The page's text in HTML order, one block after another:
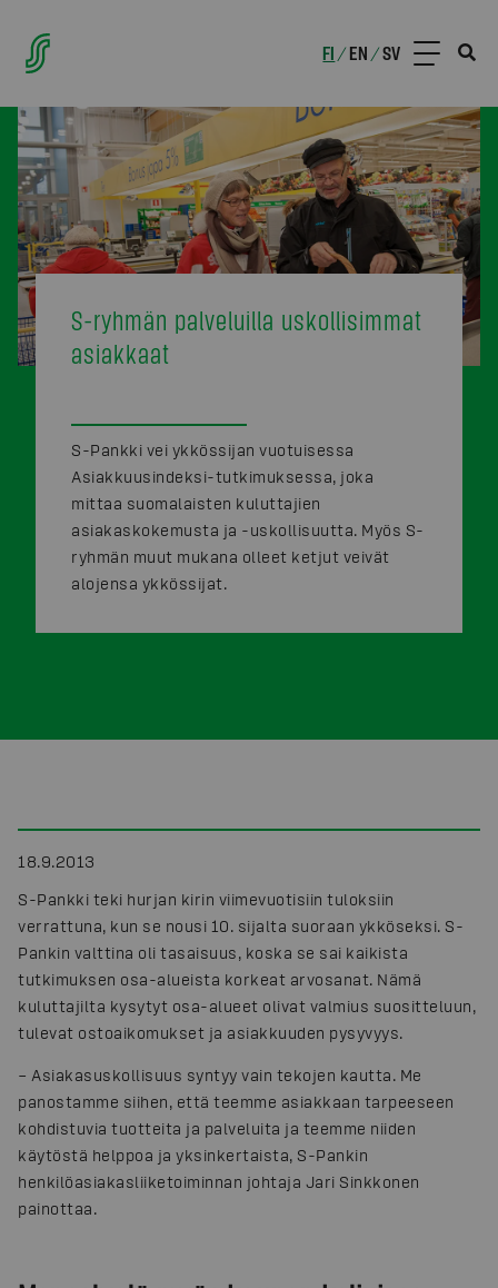
FI /EN /SV
S-ryhmän palveluilla uskollisimmat
asiakkaat
S-Pankki vei ykkössijan vuotuisessa
Asiakkuusindeksi-tutkimuksessa, joka
mittaa suomalaisten kuluttajien
asiakaskokemusta ja -uskollisuutta. Myös S-
ryhmän muut mukana olleet ketjut veivät
alojensa ykkössijat.
18.9.2013
S-Pankki teki hurjan kirin viimevuotisiin tuloksiin
verrattuna, kun se nousi 10. sijalta suoraan ykköseksi. S-
Pankin valttina oli tasaisuus, koska se sai kaikista
tutkimuksen osa-alueista korkeat arvosanat. Nämä
kuluttajilta kysytyt osa-alueet olivat valmius suositteluun,
tulevat ostoaikomukset ja asiakkuuden pysyvyys.
– Asiakasuskollisuus syntyy vain tekojen kautta. Me
panostamme siihen, että teemme asiakkaan tarpeeseen
kohdistuvia tuotteita ja palveluita ja teemme niiden
käytöstä helppoa ja yksinkertaista, S-Pankin
henkilöasiakasliiketoiminnan johtaja Jari Sinkkonen
painottaa.